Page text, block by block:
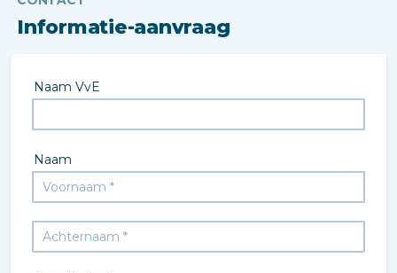
Informatie-aanvraag
Naam VvE
Naam